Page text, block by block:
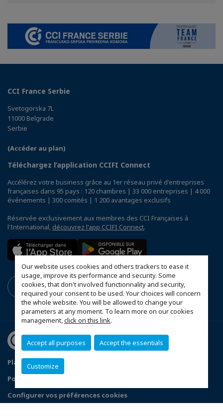
Our website uses cookies and others trackers to ease it
usage, improve its performance and security. Some
cookies, that don't involved functionnality and security,
required your consent to be used. Your choices will concern
the whole website. You will be allowed to change your
parameters at any moment. To learn more on our cookies
management,click on this link.
Accept all purposes Accept the essentials
Customize
CCI France Serbie
Svetogorska 7L
11000 Belgrade
Serbie
(Accéder au plan)
Téléchargez l’application CCIFI Connect
Accélérez votre business grâce au 1er réseau privé d'entreprises
françaises dans 95 pays : 120 chambres | 33 000 entreprises | 4 000
événements | 300 comités | 1 200 avantages exclusifs
Réservée exclusivement aux membres des CCI Françaises à
l'International, découvrez l'app CCIFI Connect.
Plan du site
Mentions légales
Politique de confidentialité
Configurer vos préférences cookies